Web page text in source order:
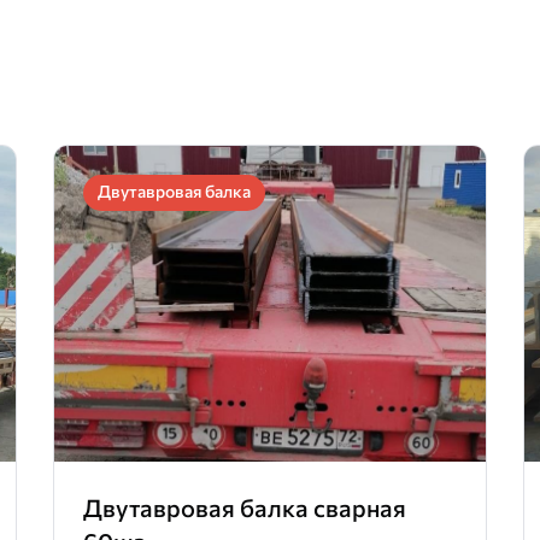
Двутавровая балка
Двутавровая балка сварная